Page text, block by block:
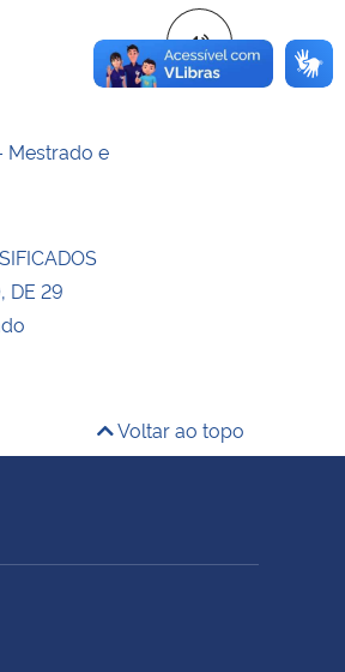
Mestrado e
DE 29
Voltar ao topo